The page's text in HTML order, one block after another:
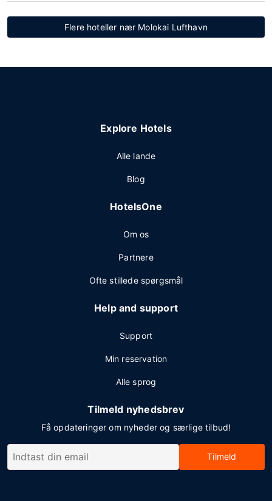
Flere hoteller nær Molokai Lufthavn
Explore Hotels
Alle lande
Blog
HotelsOne
Om os
Partnere
Ofte stillede spørgsmål
Help and support
Support
Min reservation
Alle sprog
Tilmeld nyhedsbrev
Få opdateringer om nyheder og særlige tilbud!
Tilmeld